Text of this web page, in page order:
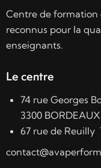
Centre de formation
reconnus pour la
enseignants.
Le centre
74 rue Georges
3300 BORDEAUX
67 rue de Reuilly